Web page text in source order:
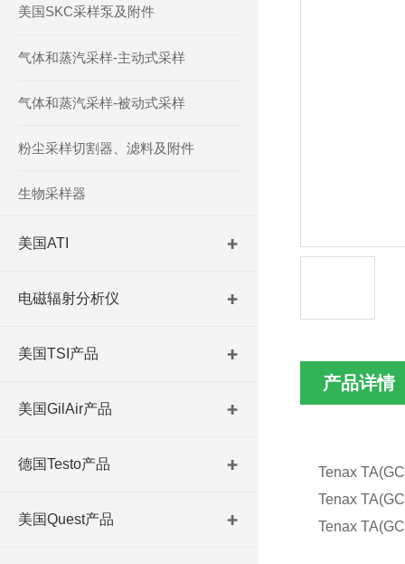
美国SKC采样泵及附件
气体和蒸汽采样-主动式采样
气体和蒸汽采样-被动式采样
粉尘采样切割器、滤料及附件
生物采样器
美国ATI
电磁辐射分析仪
美国TSI产品
美国GilAir产品
德国Testo产品
美国Quest产品
产品详情
Tenax
Tenax
Tenax